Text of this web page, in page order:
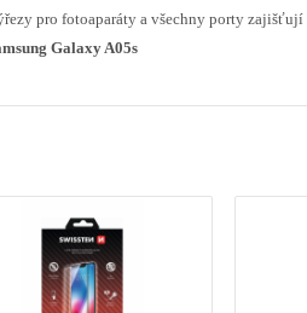
pro fotoaparáty a všechny porty
Galaxy A05s